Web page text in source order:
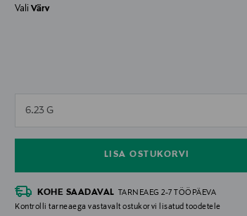
ValiVärv
6.23 G
LISA OSTUKORVI
null
KOHE SAADAVAL TARNEAEG 2-7 TÖÖPÄEVA
Kontrolli tarneaega vastavalt ostukorvi lisatud toodetele